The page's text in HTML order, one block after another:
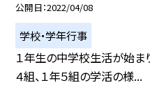
公開日 2022/04/08
学校・学年行事
１年生の中学校生活が始ま
４組、１年５組の学活の様...